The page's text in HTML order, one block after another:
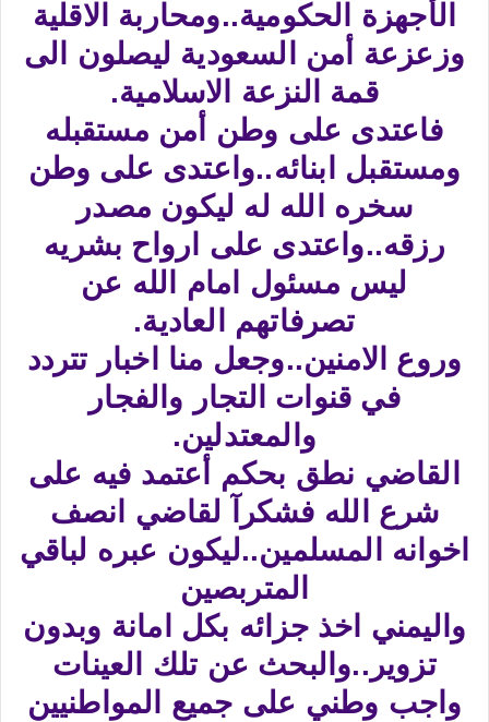
الأجهزة الحكومية..ومحاربة الاقلية
وزعزعة أمن السعودية ليصلون الى
قمة النزعة الاسلامية.
فاعتدى على وطن أمن مستقبله
ومستقبل ابنائه..واعتدى على وطن
سخره الله له ليكون مصدر
رزقه..واعتدى على ارواح بشريه
ليس مسئول امام الله عن
تصرفاتهم العادية.
وروع الامنين..وجعل منا اخبار تتردد
في قنوات التجار والفجار
والمعتدلين.
القاضي نطق بحكم أعتمد فيه على
شرع الله فشكرآ لقاضي انصف
اخوانه المسلمين..ليكون عبره لباقي
المتربصين
واليمني اخذ جزائه بكل امانة وبدون
تزوير..والبحث عن تلك العينات
واجب وطني على جميع المواطنيين